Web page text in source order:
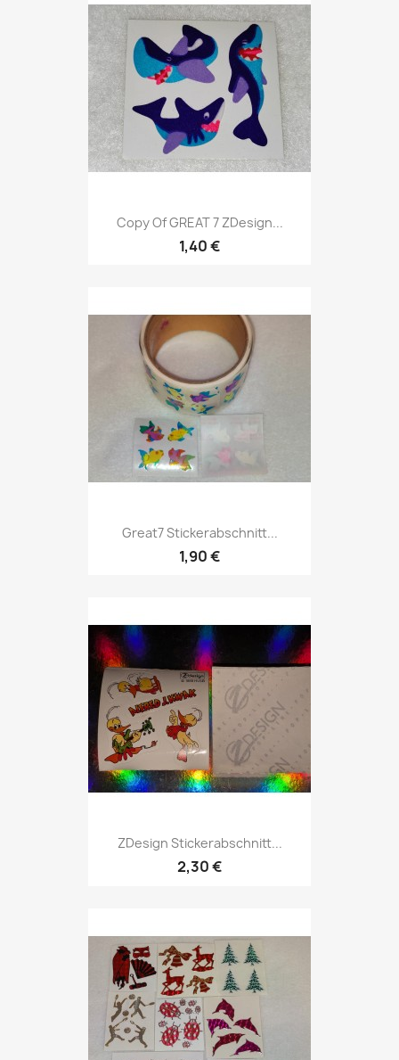
Copy Of GREAT 7 ZDesign...
1,40 €
Great7 Stickerabschnitt...
1,90 €
ZDesign Stickerabschnitt...
2,30 €